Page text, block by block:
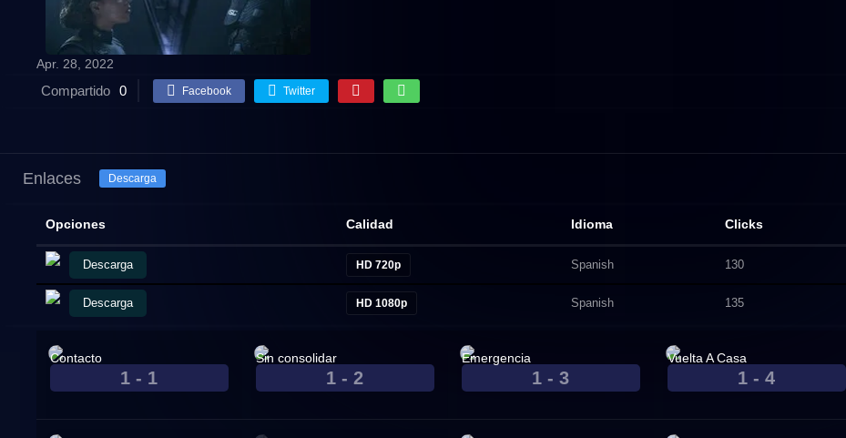
Apr. 28, 2022
Compartido 0 Facebook Twitter
Enlaces Descarga
Opciones Calidad Idioma Clicks
Descarga HD 720p Spanish 130
Descarga HD 1080p Spanish 135
1 - 1
Contacto
1 - 2
Sin consolidar
1 - 3
‎Emergencia‎
1 - 4
Vuelta A Casa